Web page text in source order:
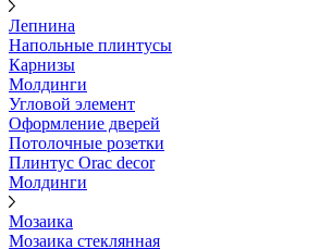
Лепнина
Напольные плинтусы
Карнизы
Молдинги
Угловой элемент
Оформление дверей
Потолочные розетки
Плинтус Orac decor
Молдинги
Мозаика
Мозаика стеклянная